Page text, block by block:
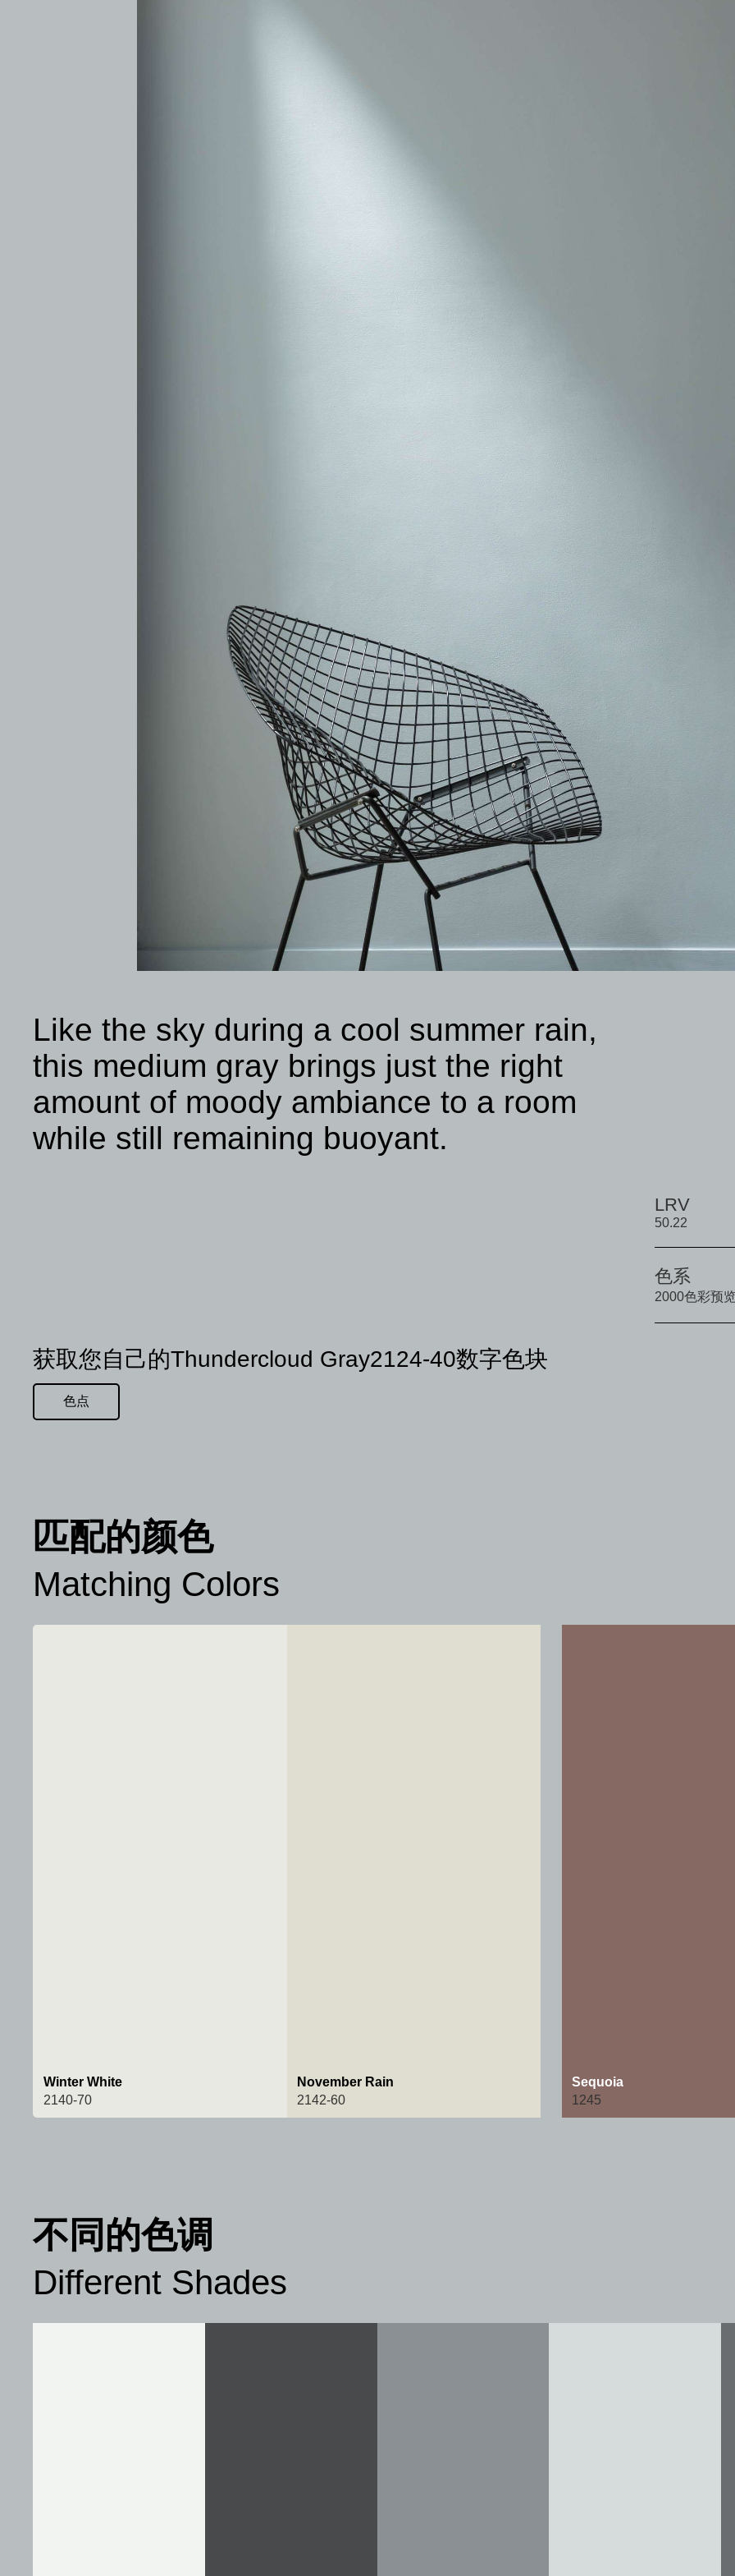
Like the sky during a cool summer rain,
this medium gray brings just the right
amount of moody ambiance to a room
while still remaining buoyant.
LRV
50.22
色系
2000色彩预
获取您自己的Thundercloud Gray2124-40数字色块
色点
匹配的颜色
Matching Colors
Winter White
2140-70
November Rain
2142-60
Sequoia
1245
不同的色调
Different Shades